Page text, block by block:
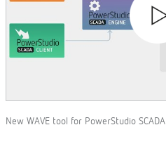
New WAVE tool for PowerStudio SCADA